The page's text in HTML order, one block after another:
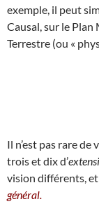
exemple, il peut
Causal, sur le Plan
Terrestre (ou «
Il n’est pas rare
trois et dix d’
vision différents, et
général.